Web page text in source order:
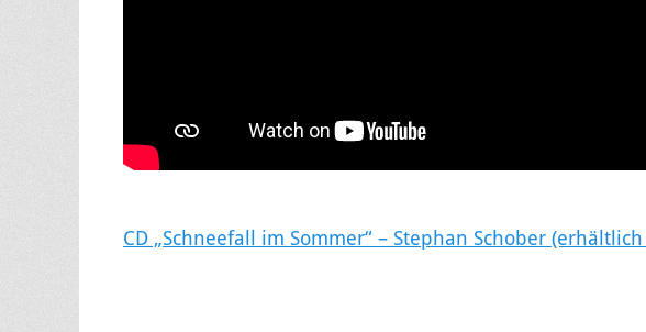
CD „Schneefall im Sommer“ – Stephan Schober